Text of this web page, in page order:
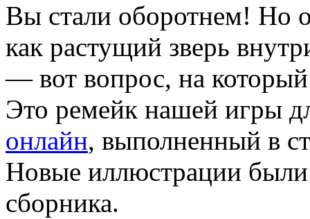
Вы стали оборотнем! Но
как растущий зверь
— вот вопрос, на который
Это ремейк нашей игры
онлайн, выполненный в
Новые иллюстрации были
сборника.